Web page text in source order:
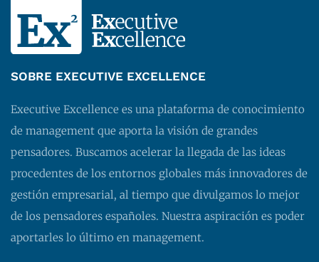
SOBRE EXECUTIVE EXCELLENCE
Executive Excellence es una plataforma de conocimiento
de management que aporta la visión de grandes
pensadores. Buscamos acelerar la llegada de las ideas
procedentes de los entornos globales más innovadores de
gestión empresarial, al tiempo que divulgamos lo mejor
de los pensadores españoles. Nuestra aspiración es poder
aportarles lo último en management.